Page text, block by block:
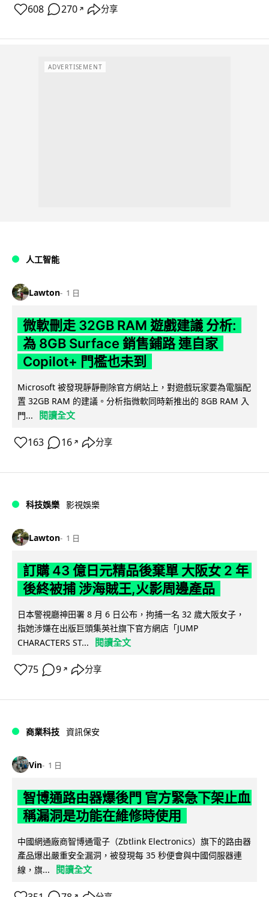
608 270 ↗ 分享
ADVERTISEMENT
人工智能
Lawton 1 日
微軟刪走 32GB RAM 遊戲建議 分析:
為 8GB Surface 銷售鋪路 連自家
Copilot+ 門檻也未到
Microsoft 被發現靜靜刪除官方網站上，對遊戲玩家要為電腦配
置 32GB RAM 的建議。分析指微軟同時新推出的 8GB RAM 入
門...
閱讀全文
163 16 ↗ 分享
科技娛樂 影視娛樂
Lawton 1 日
訂購 43 億日元精品後棄單 大阪女 2 年
後終被捕 涉海賊王,火影周邊產品
日本警視廳神田署 8 月 6 日公布，拘捕一名 32 歲大阪女子，
指她涉嫌在出版巨頭集英社旗下官方網店「JUMP
CHARACTERS ST...
閱讀全文
75 9 ↗ 分享
商業科技 資訊保安
Vin 1 日
智博通路由器爆後門 官方緊急下架止血
稱漏洞是功能在維修時使用
中國網通廠商智博通電子（Zbtlink Electronics）旗下的路由器
產品爆出嚴重安全漏洞，被發現每 35 秒便會與中國伺服器連
線，旗...
閱讀全文